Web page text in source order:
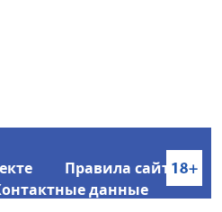
Правила сайта
данные